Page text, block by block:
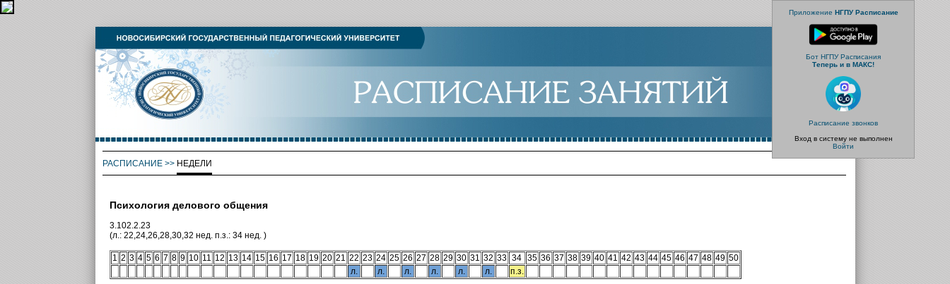
Приложение НГПУ Расписание
Бот НГПУ Расписания
Теперь и в МАКС!
Расписание звонков
Вход в систему не выполнен
Войти
РАСПИСАНИЕ>> НЕДЕЛИ
Психология делового общения
3.102.2.23
(л.: 22,24,26,28,30,32 нед. п.з.: 34 нед. )
1 2 3 4 5 6 7 8 9 10 11 12 13 14 15 16 17 18 19 20 21 22 23 24 25 26 27 28 29 30 31 32 33 34 35 36 37 38 39 40 41 42 43 44 45 46 47 48 49 50
л.
л. л. л. л. л. п.з.